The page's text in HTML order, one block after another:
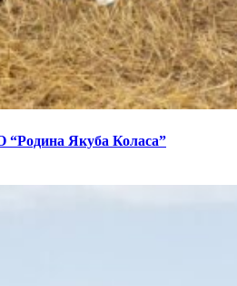
Якуба Коласа”